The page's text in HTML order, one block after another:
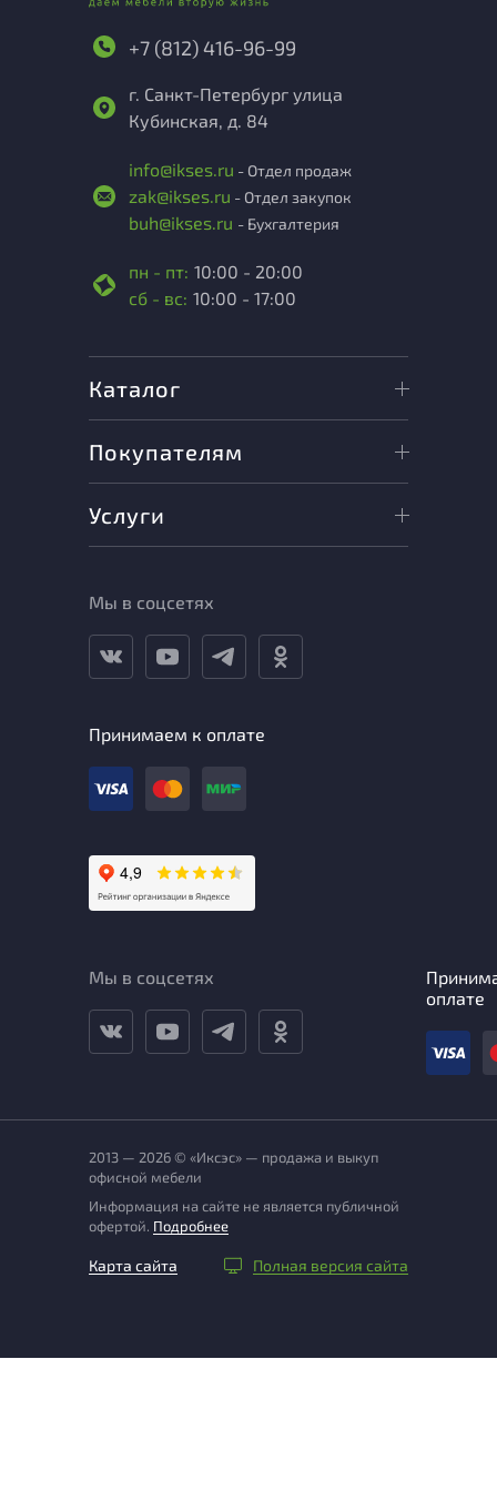
+7 (812) 416-96-99
г. Санкт-Петербург улица
Кубинская, д. 84
info@ikses.ru - Отдел продаж
zak@ikses.ru - Отдел закупок
buh@ikses.ru - Бухгалтерия
пн - пт: 10:00 - 20:00
сб - вс: 10:00 - 17:00
Каталог
Покупателям
Услуги
Мы в соцсетях
Принимаем к оплате
Мы в соцсетях
оплате
2013 — 2026 © «Иксэс» — продажа и выкуп
офисной мебели
Информация на сайте не является публичной
офертой. Подробнее
Карта сайта Полная версия сайта